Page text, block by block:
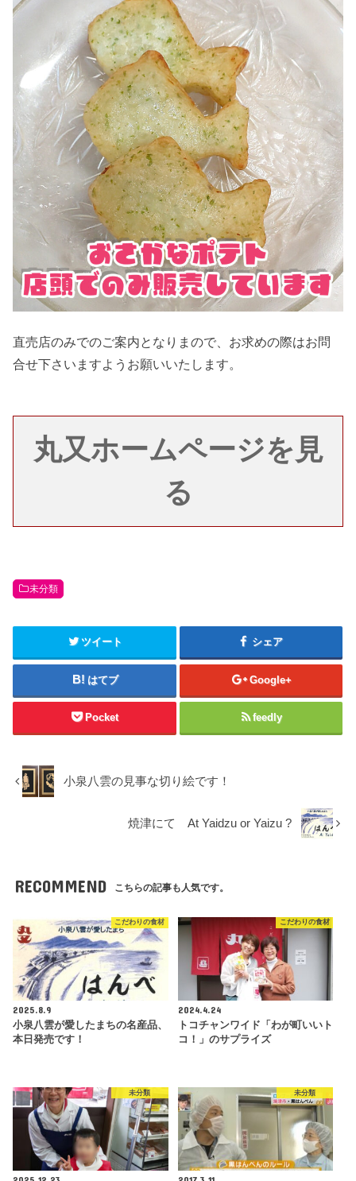
直売店のみでのご案内となりまので、お求めの際はお問
合せ下さいますようお願いいたします。
丸又ホームページを見
る
未分類
ツイート シェア
はてブ Google+
Pocket feedly
小泉八雲の見事な切り絵です！
焼津にて At Yaidzu or Yaizu ?
RECOMMEND こちらの記事も人気です。
こだわりの食材
2025.8.9
小泉八雲が愛したまちの名産品、
本日発売です！
こだわりの食材
2024.4.24
トコチャンワイド「わが町いいト
コ！」のサプライズ
未分類 未分類